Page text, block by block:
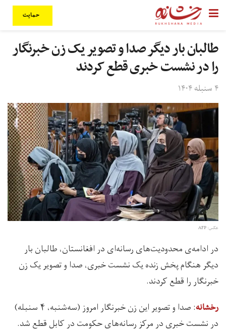
حمایت
طالبان بار دیگر صدا و تصویر یک زن خبرنگار
را در نشست خبری قطع کردند
۴ سنبله ۱۴۰۴
عکس: AFP
در ادامه‌ی محدودیت‌های رسانه‌ای در افغانستان، طالبان بار
دیگر هنگام پخش زنده یک نشست خبری، صدا و تصویر یک زن
خبرنگار را قطع کردند.
رخشانه
: صدا و تصویر این زن خبرنگار امروز (سه‌شنبه، ۴ سنبله)
در نشست خبری در مرکز رسانه‌های حکومت در کابل قطع شد.